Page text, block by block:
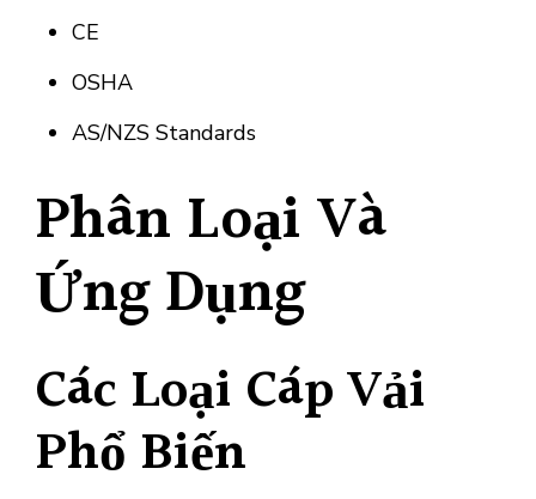
CE
OSHA
AS/NZS Standards
Phân Loại Và
Ứng Dụng
Các Loại Cáp Vải
Phổ Biến